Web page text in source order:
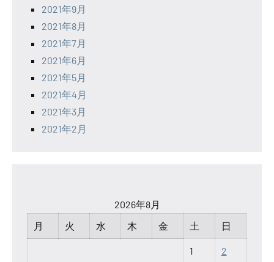
2021年9月
2021年8月
2021年7月
2021年6月
2021年5月
2021年4月
2021年3月
2021年2月
2026年8月
月
火 水 木 金 土 日
1 2